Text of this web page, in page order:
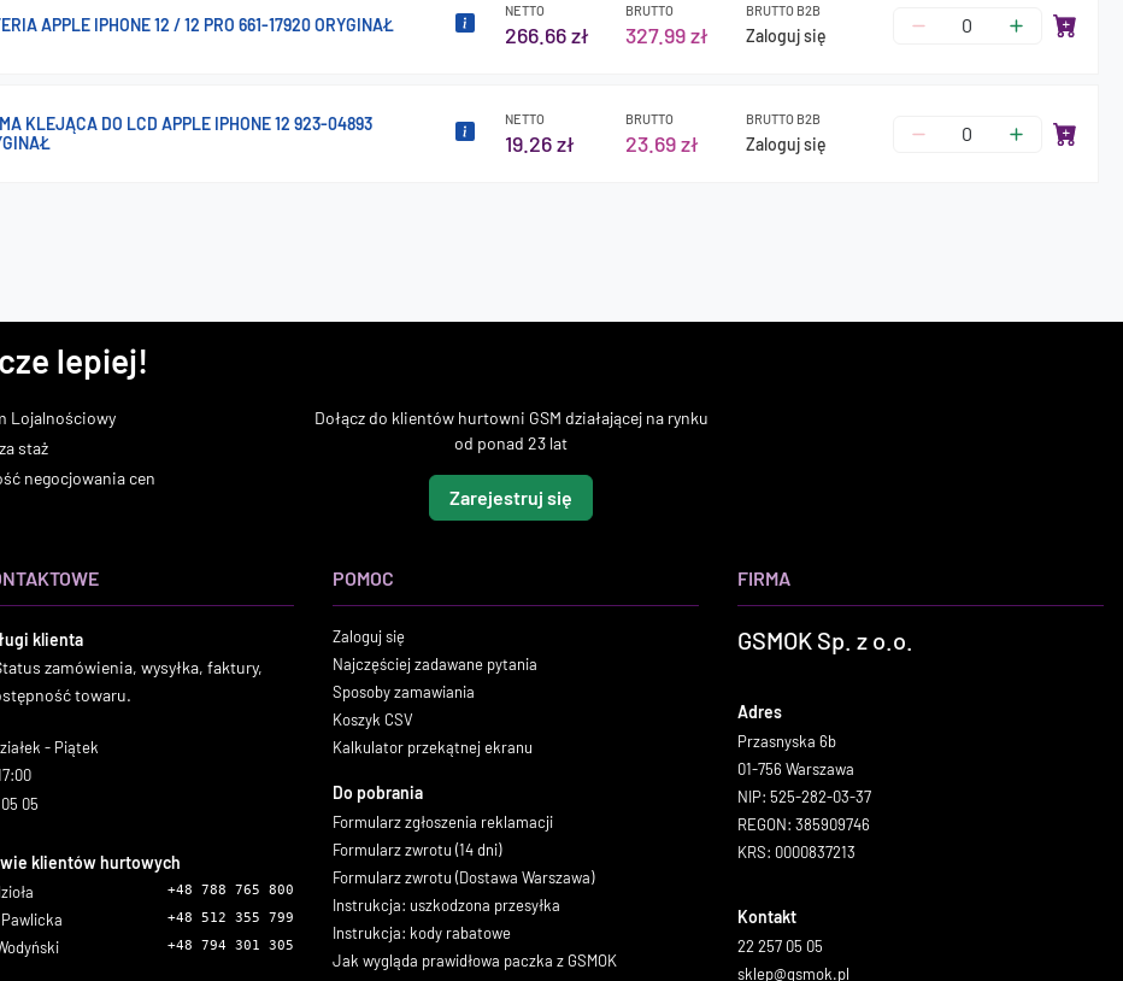
APPLE IPHONE 12 / 12 PRO 661-17920 ORYGINAŁ
NETTO
266.66 zł
BRUTTO
327.99 zł
BRUTTO B2B
Zaloguj się
KLEJĄCA DO LCD APPLE IPHONE 12 923-04893
NETTO
19.26 zł
BRUTTO
23.69 zł
BRUTTO B2B
Zaloguj się
lepiej!
Lojalnościowy
staż
negocjowania cen
Dołącz do klientów hurtowni GSM działającej na rynku
od ponad 23 lat
Zarejestruj się
klienta
zamówienia, wysyłka, faktury,
towaru.
- Piątek
05
klientów hurtowych
+48 788 765 800
+48 512 355 799
+48 794 301 305
POMOC
Zaloguj się
Najczęściej zadawane pytania
Sposoby zamawiania
Koszyk CSV
Kalkulator przekątnej ekranu
Do pobrania
Formularz zgłoszenia reklamacji
Formularz zwrotu (14 dni)
Formularz zwrotu (Dostawa Warszawa)
Instrukcja: uszkodzona przesyłka
Instrukcja: kody rabatowe
Jak wygląda prawidłowa paczka z GSMOK
FIRMA
GSMOK Sp. z o.o.
Adres
Przasnyska 6b
01-756 Warszawa
NIP: 525-282-03-37
REGON: 385909746
KRS: 0000837213
Kontakt
22 257 05 05
sklep@gsmok.pl